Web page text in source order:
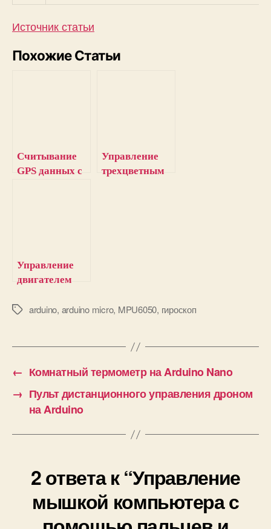
Источник статьи
Похожие Статьи
Считывание
GPS данных с
Управление
трехцветным
Управление
двигателем
тока с
о датчика
М
к
arduino, arduino micro, MPU6050, гироскоп
← Комнатный термометр на Arduino Nano
→ Пульт дистанционного управления дроном
на Arduino
2 ответа к “Управление
мышкой компьютера с